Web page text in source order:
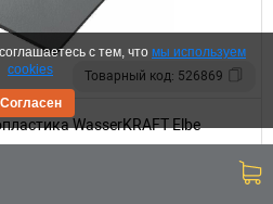
Товарный код: 526869
WasserKRAFT Elbe
с тем, что мы используем
cookies
Согласен